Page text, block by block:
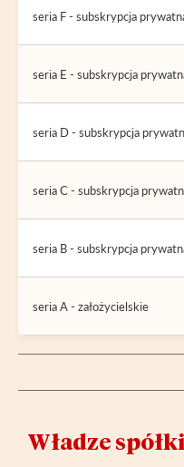
seria F - subskrypcja
seria E - subskrypcja
seria D - subskrypcja
seria C - subskrypcja
seria B - subskrypcja
seria A - założycielskie
Władze spółki